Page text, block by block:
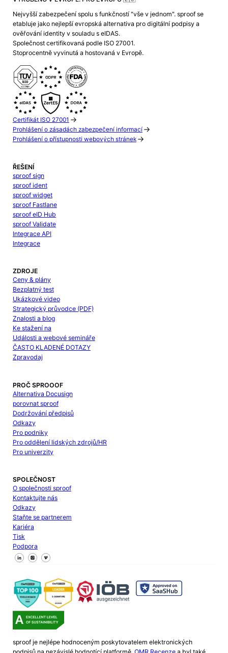
Nejvyšší zabezpečení spolu s funkčností "vše v jednom". sproof se
etabluje jako nejlepší evropská alternativa pro digitální podpisy a
ověřování identity v souladu s eIDAS.
Společnost certifikovaná podle ISO 27001.
Stoprocentně vyvinutá a hostovaná v Evropě.
Certifikát ISO 27001
Prohlášení o zásadách zabezpečení informací
Prohlášení o přístupnosti webových stránek
ŘEŠENÍ
sproof sign
sproof ident
sproof widget
sproof Fastlane
sproof eID Hub
sproof Validate
Integrace API
Integrace
ZDROJE
Ceny & plány
Bezplatný test
Ukázkové video
Strategický průvodce (PDF)
Znalosti a blog
Ke stažení na
Události a webové semináře
ČASTO KLADENÉ DOTAZY
Zpravodaj
PROČ SPROOOF
Alternativa Docusign
porovnat sproof
Dodržování předpisů
Odkazy
Pro podniky
Pro oddělení lidských zdrojů/HR
Pro univerzity
SPOLEČNOST
O společnosti sproof
Kontaktujte nás
Odkazy
Staňte se partnerem
Kariéra
Tisk
Podpora
Sledujte nás na Facebooku
Sledujte nás na X
Sledujte nás na LinkedIn
sproof je nejlépe hodnoceným poskytovatelem elektronických